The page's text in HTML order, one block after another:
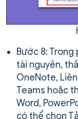
Bước 8:
tài nguyên,
OneNote,
Teams hoặc
Word,
có thể chọn